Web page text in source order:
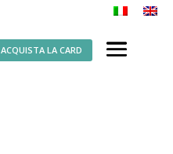
ACQUISTA LA CARD